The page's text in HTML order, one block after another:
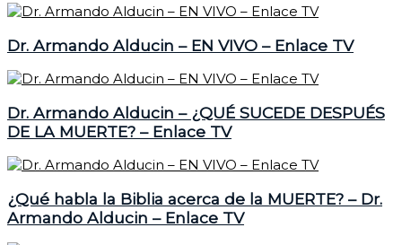
Dr. Armando Alducin – EN VIVO – Enlace TV
Dr. Armando Alducin – ¿QUÉ SUCEDE DESPUÉS
DE LA MUERTE? – Enlace TV
¿Qué habla la Biblia acerca de la MUERTE? – Dr.
Armando Alducin – Enlace TV